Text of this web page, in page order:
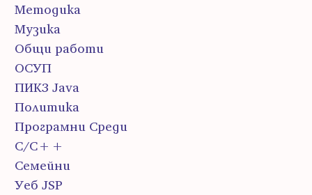
Методика
Музика
Общи работи
ОСУП
ПИК3 Java
Политика
Програмни Среди
С/С++
Семейни
Уеб JSP